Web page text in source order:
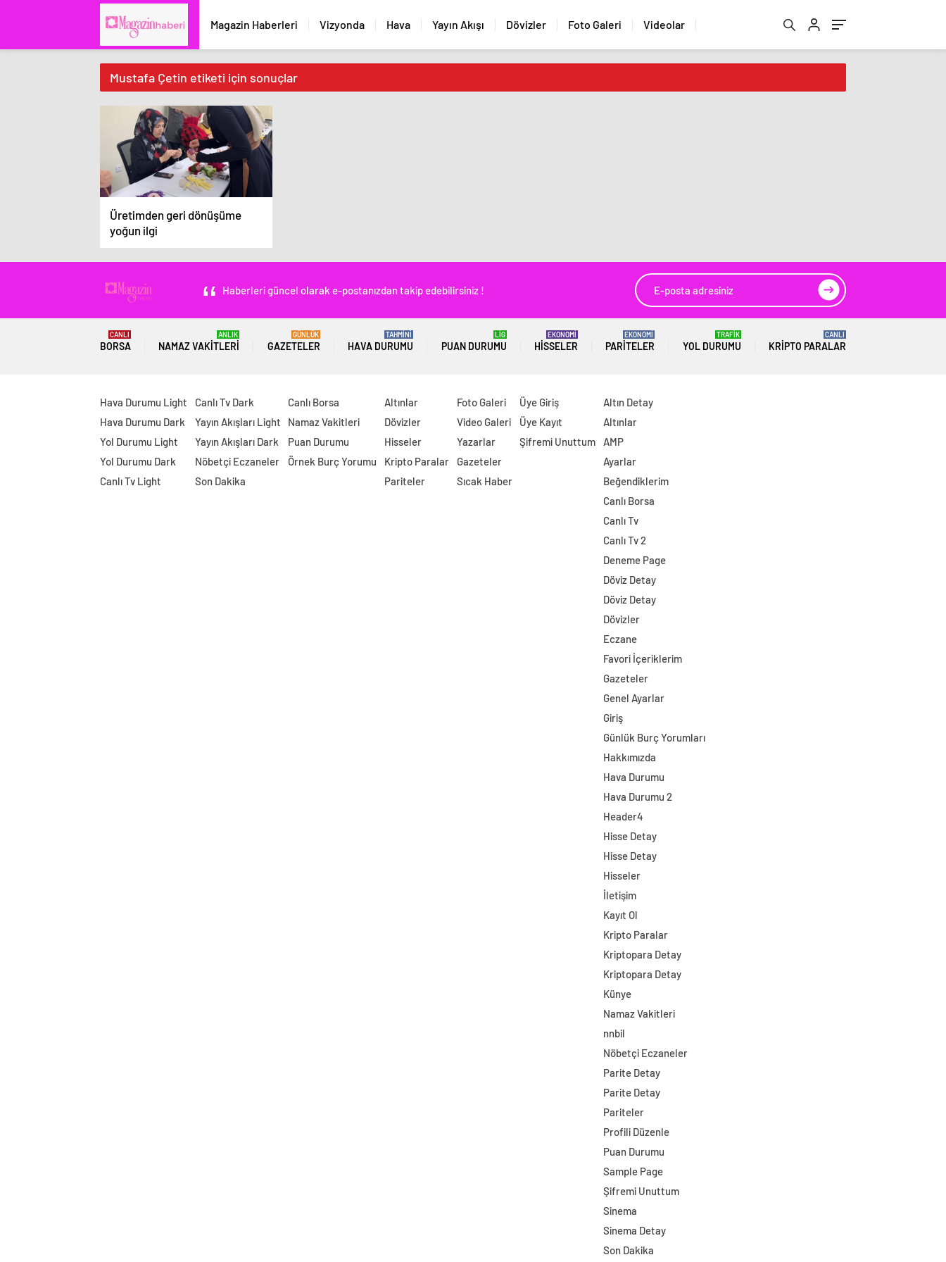
Magazin Haberleri Vizyonda Hava Yayın Akışı Dövizler Foto Galeri Videolar
Mustafa Çetin etiketi için sonuçlar
Üretimden geri dönüşüme
yoğun ilgi
Haberleri güncel olarak e-postanızdan takip edebilirsiniz !
BORSA
CANLI
NAMAZ VAKITLERI
ANLIK
GAZETELER
GÜNLÜK
HAVA DURUMU
TAHMİNİ
PUAN DURUMU
LİG
HISSELER
EKONOMİ
PARITELER
EKONOMİ
YOL DURUMU
TRAFİK
KRIPTO PARALAR
CANLI
Hava Durumu Light
Hava Durumu Dark
Yol Durumu Light
Yol Durumu Dark
Canlı Tv Light
Canlı Tv Dark
Yayın Akışları Light
Yayın Akışları Dark
Nöbetçi Eczaneler
Son Dakika
Canlı Borsa
Namaz Vakitleri
Puan Durumu
Örnek Burç Yorumu
Altınlar
Dövizler
Hisseler
Kripto Paralar
Pariteler
Foto Galeri
Video Galeri
Yazarlar
Gazeteler
Sıcak Haber
Üye Giriş
Üye Kayıt
Şifremi Unuttum
Altın Detay
Altınlar
AMP
Ayarlar
Beğendiklerim
Canlı Borsa
Canlı Tv
Canlı Tv 2
Deneme Page
Döviz Detay
Döviz Detay
Dövizler
Eczane
Favori İçeriklerim
Gazeteler
Genel Ayarlar
Giriş
Günlük Burç Yorumları
Hakkımızda
Hava Durumu
Hava Durumu 2
Header4
Hisse Detay
Hisse Detay
Hisseler
İletişim
Kayıt Ol
Kripto Paralar
Kriptopara Detay
Kriptopara Detay
Künye
Namaz Vakitleri
nnbil
Nöbetçi Eczaneler
Parite Detay
Parite Detay
Pariteler
Profili Düzenle
Puan Durumu
Sample Page
Şifremi Unuttum
Sinema
Sinema Detay
Son Dakika